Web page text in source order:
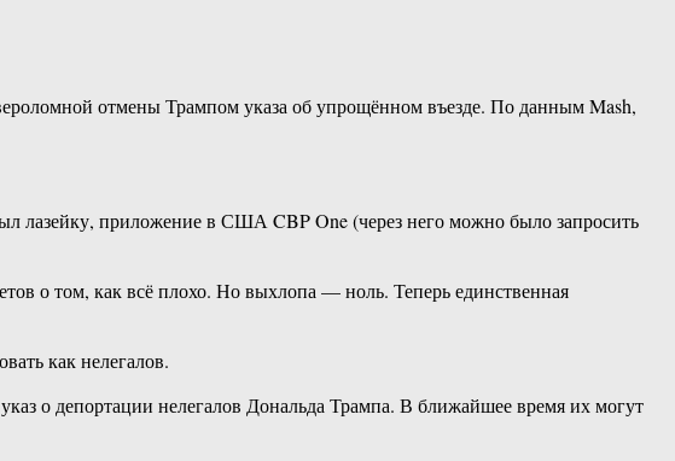
отмены Трампом указа об упрощённом въезде. По данным Mash,
лазейку, приложение в США CBP One (через него можно было запросить
о том, как всё плохо. Но выхлопа — ноль. Теперь единственная
как нелегалов.
о депортации нелегалов Дональда Трампа. В ближайшее время их могут